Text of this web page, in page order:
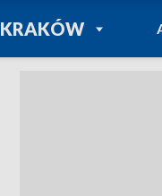
KRAKÓWPOWRÓT DO
TVP REGIONY